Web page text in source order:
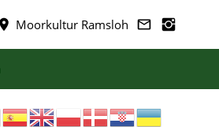
Moorkultur Ramsloh